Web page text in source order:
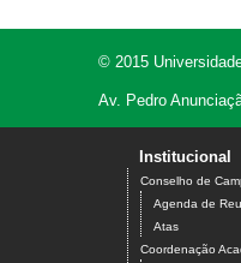
© 2015
Av. Pedro
Institucional
Conselho de
Agenda de
Atas
Coordenação